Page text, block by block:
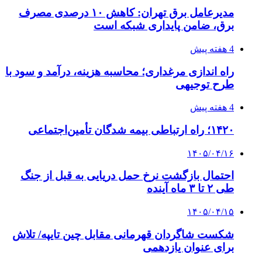
مدیرعامل برق تهران: کاهش ۱۰ درصدی مصرف
برق، ضامن پایداری شبکه است
4 هفته پیش
راه اندازی مرغداری؛ محاسبه هزینه، درآمد و سود با
طرح توجیهی
4 هفته پیش
۱۴۲۰؛ راه ارتباطی بیمه شدگان تأمین‌اجتماعی
۱۴۰۵/۰۴/۱۶
احتمال بازگشت نرخ حمل دریایی به قبل از جنگ
طی ۲ تا ۳ ماه آینده
۱۴۰۵/۰۴/۱۵
شکست شاگردان قهرمانی مقابل چین تایپه/ تلاش
برای عنوان یازدهمی